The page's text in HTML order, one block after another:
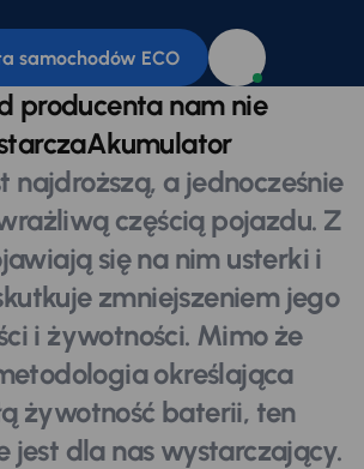
samochodów ECO
producenta nam nie
najdroższą, a jednocześnie
częścią pojazdu. Z
się na nim usterki i
zmniejszeniem jego
i żywotności. Mimo że
określająca
żywotność baterii, ten
jest dla nas wystarczający.